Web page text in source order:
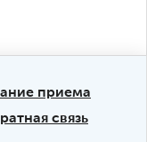
приема
связь